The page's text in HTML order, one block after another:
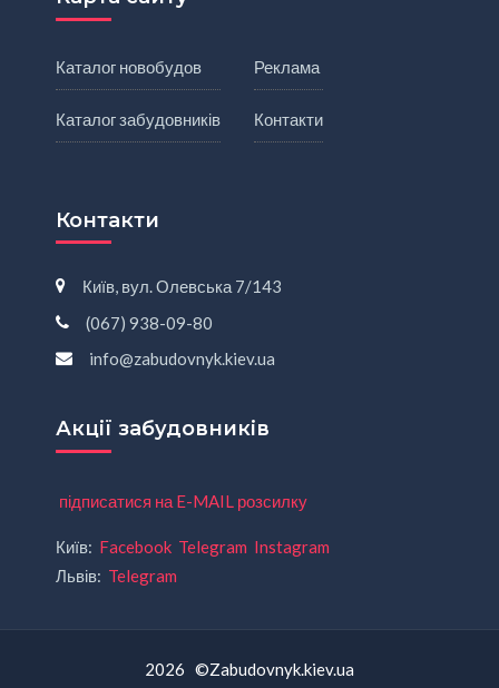
Каталог новобудов
Каталог забудовників
Реклама
Контакти
Контакти
Київ, вул. Олевська 7/143
(067) 938-09-80
info@zabudovnyk.kiev.ua
Акції забудовників
підписатися на E-MAIL розсилку
Київ: Facebook Telegram Instagram
Львів: Telegram
2026 ©Zabudovnyk.kiev.ua